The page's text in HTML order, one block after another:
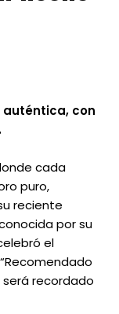
auténtica, con
cada
puro,
reciente
por su
el
será recordado